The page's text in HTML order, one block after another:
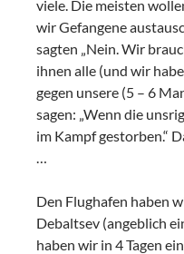
viele. Die meisten
wir Gefangene
sagten „Nein. Wir
ihnen alle (und wir
gegen unsere (5 – 6
sagen: „Wenn die
im Kampf gestorben.“
…
Den Flughafen haben
Debaltsev (angeblich
haben wir in 4 Tagen